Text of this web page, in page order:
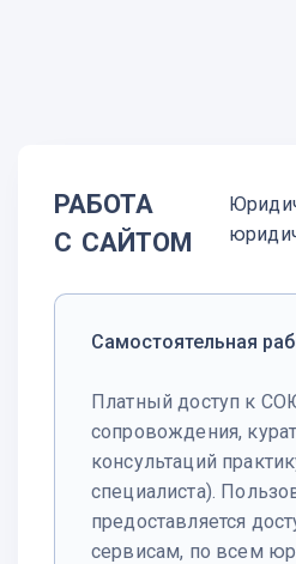
работа
с сайтом
Самостоятельная
Платный доступ к
сопровождения,
консультаций
специалиста).
предоставляется
сервисам, по всем